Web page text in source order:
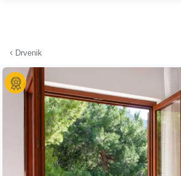
Drvenik